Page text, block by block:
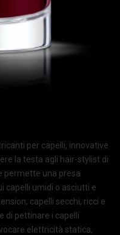
per capelli, innovative
la testa agli hair-stylist di
permette una presa
capelli umidi o asciutti e
capelli secchi, ricci e
di pettinare i capelli
elettricità statica,